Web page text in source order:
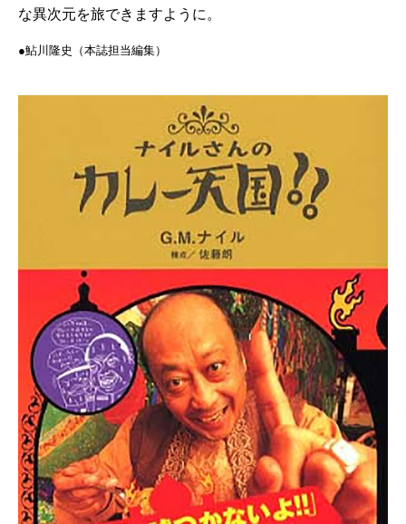
な異次元を旅できますように。
●鮎川隆史（本誌担当編集）